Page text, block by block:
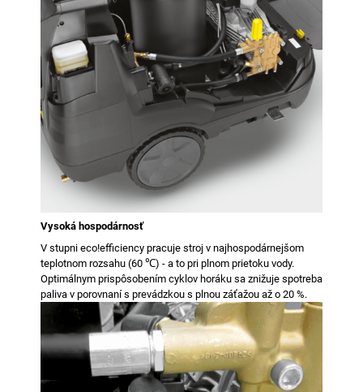
Vysoká hospodárnosť
V stupni eco!efficiency pracuje stroj v najhospodárnejšom
teplotnom rozsahu (60 ℃) - a to pri plnom prietoku vody.
Optimálnym prispôsobením cyklov horáku sa znižuje spotreba
paliva v porovnaní s prevádzkou s plnou záťažou až o 20 %.